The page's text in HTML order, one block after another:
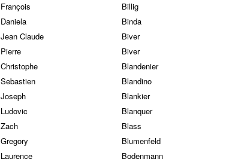
François
Billig
Daniela
Binda
Jean Claude
Biver
Pierre
Biver
Christophe
Blandenier
Sebastien
Blandino
Joseph
Blankier
Ludovic
Blanquer
Zach
Blass
Gregory
Blumenfeld
Laurence
Bodenmann